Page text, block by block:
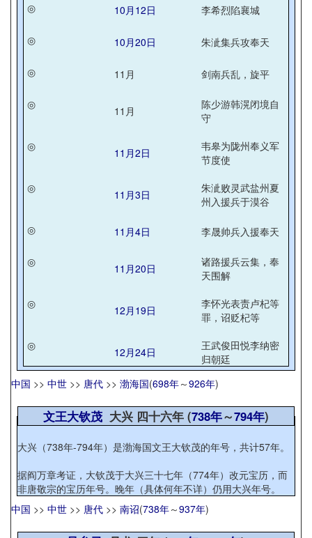
◎ 10月12日 李希烈陷襄城
◎ 10月20日 朱泚集兵攻奉天
◎ 11月 剑南兵乱，旋平
◎ 11月
陈少游韩滉闭境自
守
◎
11月2日
韦皋为陇州奉义军
节度使
◎
11月3日
朱泚败灵武盐州夏
州入援兵于漠谷
◎
11月4日 李晟帅兵入援奉天
◎ 11月20日
诸路援兵云集，奉
天围解
◎
12月19日
李怀光表责卢杞等
罪，诏贬杞等
◎
12月24日
王武俊田悦李纳密
归朝廷
中国 >> 中世 >> 唐代 >> 渤海国(698年～926年)
文王大钦茂大兴 四十六年 (738年～794年)
大兴（738年-794年）是渤海国文王大钦茂的年号，共计57年。
据阎万章考证，大钦茂于大兴三十七年（774年）改元宝历，而
非唐敬宗的宝历年号。晚年（具体何年不详）仍用大兴年号。
中国 >> 中世 >> 唐代 >> 南诏(738年～937年)